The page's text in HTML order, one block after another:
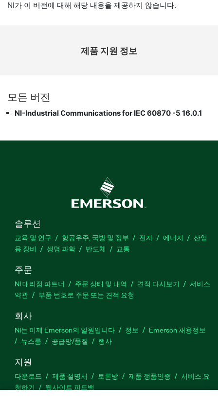
NI가 이 버전에 대해 해당 내용을 제공하지 않습니다.
제품 지원 정보
모든 버전
NI-Industrial Communications for IEC 60870 -5 16.0.1
솔루션
교육 및 연구 항공우주, 국방 및 정부 전자 에너지
산업
용 장비
생명 과학 반도체 교통
주문
NI 대리점 파트너 주문 상태 및 내역 견적 다시보기
서비스
약관
부품 번호로 주문 또는 견적 요청
회사
NI는 이제 Emerson의 일원입니다 정보
Emerson 채용정보
뉴스룸
공급망/품질 행사
지원
다운로드 제품 설명서 토론방 제품 정품인증
서비스 요
청하기
웹사이트 피드백